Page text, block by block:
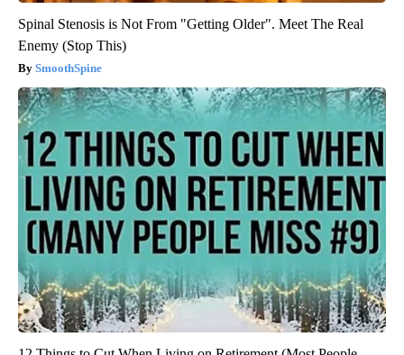
Spinal Stenosis is Not From "Getting Older". Meet The Real
Enemy (Stop This)
SmoothSpine